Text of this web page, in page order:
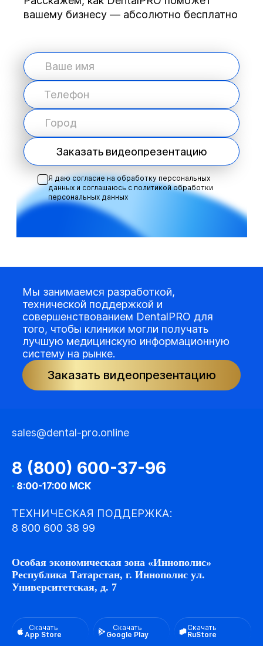
вашему бизнесу — абсолютно бесплатно
Заказать видеопрезентацию
Я даю согласие на обработку персональных
данных и соглашаюсь с политикой обработки
персональных данных
Мы занимаемся разработкой,
технической поддержкой и
совершенствованием DentalPRO для
того, чтобы клиники могли получать
лучшую медицинскую информационную
систему на рынке.
Заказать видеопрезентацию
sales@dental-pro.online
8 (800) 600-37-96
· 8:00-17:00 МСК
ТЕХНИЧЕСКАЯ ПОДДЕРЖКА:
8 800 600 38 99
Особая экономическая зона «Иннополис»
Республика Татарстан, г. Иннополис ул.
Университетская, д. 7
Скачать
App Store
Скачать
Google Play
Скачать
RuStore